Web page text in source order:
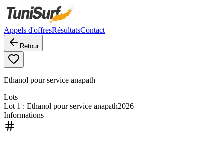
Appels d'offresRésultatsContact
Retour
Ethanol pour service anapath
Lots
Lot 1 : Ethanol pour service anapath2026
Informations